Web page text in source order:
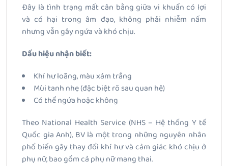
Đây là tình trạng mất cân bằng giữa vi khuẩn có lợi
và có hại trong âm đạo, không phải nhiễm nấm
nhưng vẫn gây ngứa và khó chịu.
Dấu hiệu nhận biết:
Khí hư loãng, màu xám trắng
Mùi tanh nhẹ (đặc biệt rõ sau quan hệ)
Có thể ngứa hoặc không
Theo National Health Service (NHS – Hệ thống Y tế
Quốc gia Anh), BV là một trong những nguyên nhân
phổ biến gây thay đổi khí hư và cảm giác khó chịu ở
phụ nữ, bao gồm cả phụ nữ mang thai.